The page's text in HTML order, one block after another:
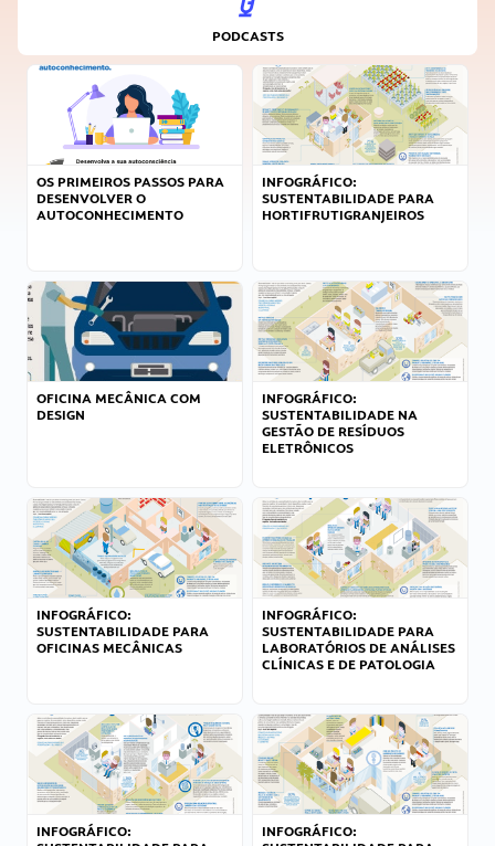
PODCASTS
OS PRIMEIROS PASSOS PARA
DESENVOLVER O
AUTOCONHECIMENTO
INFOGRÁFICO:
SUSTENTABILIDADE PARA
HORTIFRUTIGRANJEIROS
OFICINA MECÂNICA COM
DESIGN
INFOGRÁFICO:
SUSTENTABILIDADE NA
GESTÃO DE RESÍDUOS
ELETRÔNICOS
INFOGRÁFICO:
SUSTENTABILIDADE PARA
OFICINAS MECÂNICAS
INFOGRÁFICO:
SUSTENTABILIDADE PARA
LABORATÓRIOS DE ANÁLISES
CLÍNICAS E DE PATOLOGIA
INFOGRÁFICO:
INFOGRÁFICO: